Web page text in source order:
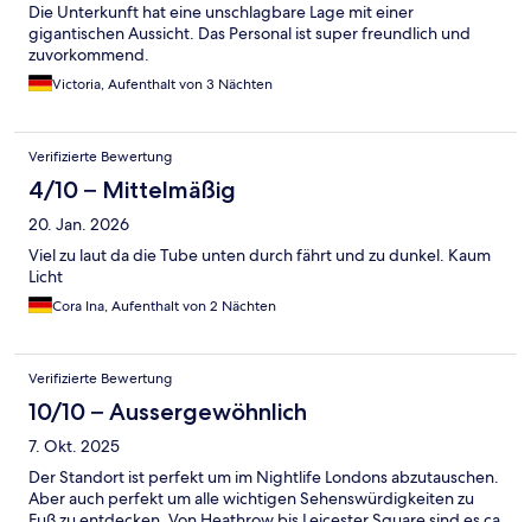
Die Unterkunft hat eine unschlagbare Lage mit einer
gigantischen Aussicht. Das Personal ist super freundlich und
zuvorkommend.
Victoria, Aufenthalt von 3 Nächten
Verifizierte Bewertung
4/10 – Mittelmäßig
20. Jan. 2026
Viel zu laut da die Tube unten durch fährt und zu dunkel. Kaum
Licht
Cora Ina, Aufenthalt von 2 Nächten
Verifizierte Bewertung
10/10 – Aussergewöhnlich
7. Okt. 2025
Der Standort ist perfekt um im Nightlife Londons abzutauschen.
Aber auch perfekt um alle wichtigen Sehenswürdigkeiten zu